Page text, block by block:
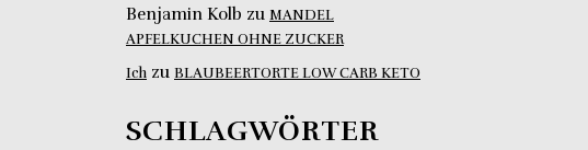
Benjamin Kolb zu MANDEL
APFELKUCHEN OHNE ZUCKER
Ich zu BLAUBEERTORTE LOW CARB KETO
SCHLAGWÖRTER